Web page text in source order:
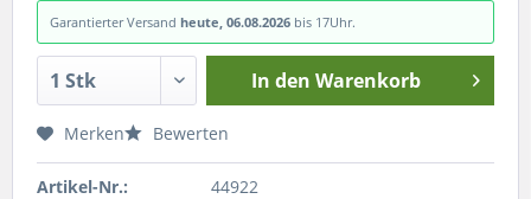
Garantierter Versand heute, 06.08.2026 bis 17Uhr.
In den Warenkorb
Merken Bewerten
Artikel-Nr.:
44922